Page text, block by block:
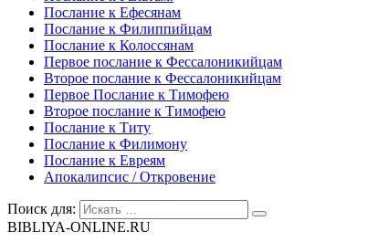
Послание к Ефесянам
Послание к Филиппийцам
Послание к Колоссянам
Первое послание к Фессалоникийцам
Второе послание к Фессалоникийцам
Первое Послание к Тимофею
Второе послание к Тимофею
Послание к Титу
Послание к Филимону
Послание к Евреям
Апокалипсис / Откровение
Поиск для:
BIBLIYA-ONLINE.RU